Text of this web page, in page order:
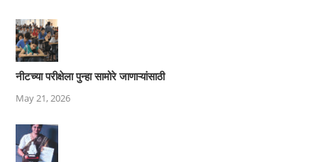
नीटच्या परीक्षेला पुन्हा सामोरे जाणाऱ्यांसाठी
May 21, 2026